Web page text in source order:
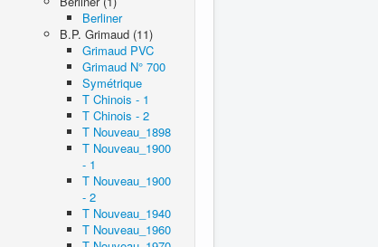
Berliner
B.P. Grimaud (11)
Grimaud PVC
Grimaud N° 700
Symétrique
T Chinois - 1
T Chinois - 2
T Nouveau_1898
T Nouveau_1900
- 1
T Nouveau_1900
- 2
T Nouveau_1940
T Nouveau_1960